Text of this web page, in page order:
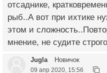
отсаднике,
рыб..А вот при ихтике
этом и
мнение, не судите
Jugla Новичок
09 апр 2020, 15:56